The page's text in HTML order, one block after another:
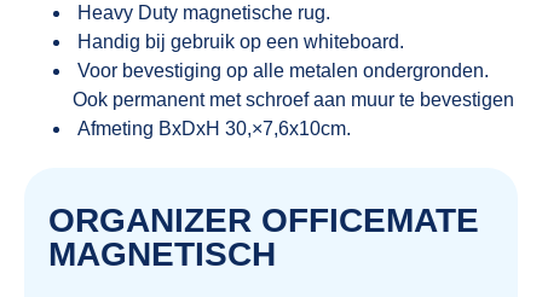
Heavy Duty magnetische rug.
Handig bij gebruik op een whiteboard.
Voor bevestiging op alle metalen ondergronden.
Ook permanent met schroef aan muur te bevestigen
Afmeting BxDxH 30,×7,6x10cm.
ORGANIZER OFFICEMATE
MAGNETISCH